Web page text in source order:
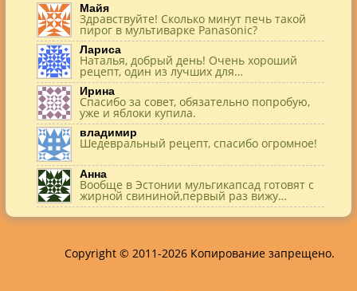
Майя
Здравствуйте! Сколько минут печь такой
пирог в мультиварке Panasonic?
Лариса
Наталья, добрый день! Очень хороший
рецепт, один из лучших для…
Ирина
Спасибо за совет, обязательно попробую,
уже и яблоки купила.
владимир
Шедевральный рецепт, спасибо огромное!
Анна
Вообще в Эстонии мульгикапсад готовят с
жирной свининой,первый раз вижу…
Игорь
Здравствуйте. А точнее: сколько картофеля
Жанна
Copyright © 2011-2026 Копирование запрещено.